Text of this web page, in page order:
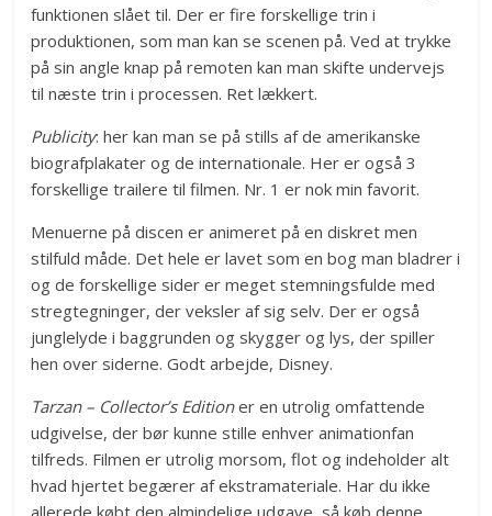
funktionen slået til. Der er fire forskellige trin i
produktionen, som man kan se scenen på. Ved at trykke
på sin angle knap på remoten kan man skifte undervejs
til næste trin i processen. Ret lækkert.
Publicity: her kan man se på stills af de amerikanske
biografplakater og de internationale. Her er også 3
forskellige trailere til filmen. Nr. 1 er nok min favorit.
Menuerne på discen er animeret på en diskret men
stilfuld måde. Det hele er lavet som en bog man bladrer i
og de forskellige sider er meget stemningsfulde med
stregtegninger, der veksler af sig selv. Der er også
junglelyde i baggrunden og skygger og lys, der spiller
hen over siderne. Godt arbejde, Disney.
Tarzan – Collector’s Editioner en utrolig omfattende
udgivelse, der bør kunne stille enhver animationfan
tilfreds. Filmen er utrolig morsom, flot og indeholder alt
hvad hjertet begærer af ekstramateriale. Har du ikke
allerede købt den almindelige udgave, så køb denne.